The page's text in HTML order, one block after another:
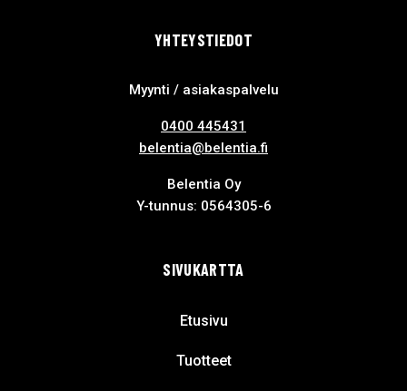
YHTEYSTIEDOT
Myynti / asiakaspalvelu
0400 445431
belentia@belentia.fi
Belentia Oy
Y-tunnus: 0564305-6
SIVUKARTTA
Etusivu
Tuotteet